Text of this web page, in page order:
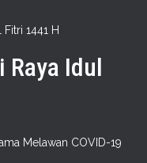
Raya Idul